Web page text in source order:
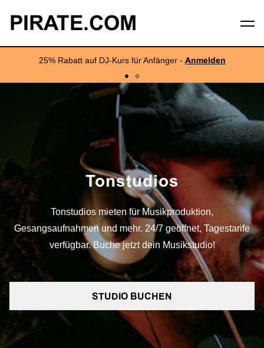
PIRATE.COM
25% Rabatt auf DJ-Kurs für Anfänger - Anmelden
Tonstudios
Tonstudios mieten für Musikproduktion,
Gesangsaufnahmen und mehr. 24/7 geöffnet, Tagestarife
verfügbar. Buche jetzt dein Musikstudio!
STUDIO BUCHEN